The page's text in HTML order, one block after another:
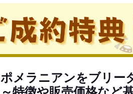
ポメラニアンをブリー